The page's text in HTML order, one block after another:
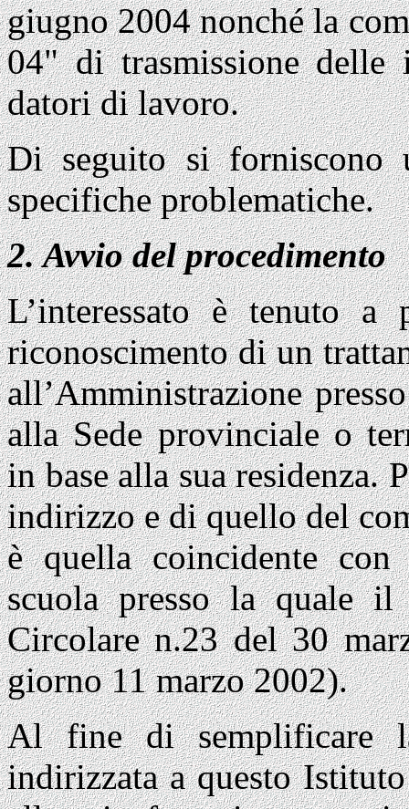
giugno 2004 nonché la
04" di trasmissione delle
datori di lavoro.
Di seguito si forniscono
specifiche problematiche.
2. Avvio del procedimento
L’interessato è tenuto a
riconoscimento di un
all’Amministrazione
alla Sede provinciale o
in base alla sua residenza.
indirizzo e di quello del
è quella coincidente
scuola presso la quale il
Circolare n.23 del 30
giorno 11 marzo 2002).
Al fine di semplificare
indirizzata a questo